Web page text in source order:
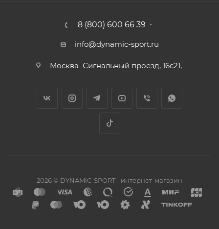
8 (800) 600 66 39
info@dynamic-sport.ru
Москва Сигнальный проезд, 16с21,
2026 © DYNAMIC-SPORT - интернет-магазин